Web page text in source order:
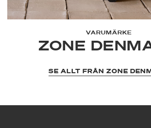
VARUMÄRKE
ZONE
SE ALLT FRÅN ZONE